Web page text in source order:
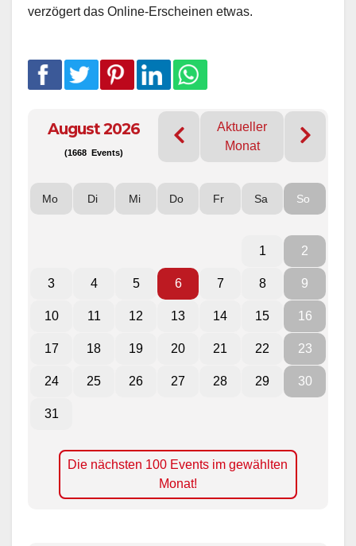
verzögert das Online-Erscheinen etwas.
August 2026
(1668 Events)
Aktueller
Monat
Mo Di Mi Do Fr Sa So
1 2
3 4 5 6 7 8 9
10 11 12 13 14 15 16
17 18 19 20 21 22 23
24 25 26 27 28 29 30
31
Die nächsten 100 Events im gewählten
Monat!